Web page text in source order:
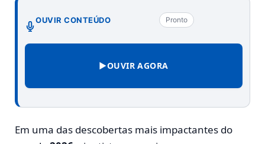
OUVIR CONTEÚDO Pronto
▶OUVIR AGORA
Em uma das descobertas mais impactantes do